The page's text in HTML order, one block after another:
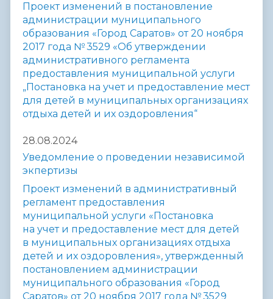
Проект изменений в постановление
администрации муниципального
образования «Город Саратов» от 20 ноября
2017 года № 3529 «Об утверждении
административного регламента
предоставления муниципальной услуги
„Постановка на учет и предоставление мест
для детей в муниципальных организациях
отдыха детей и их оздоровления“
28.08.2024
Уведомление о проведении независимой
экпертизы
Проект изменений в административный
регламент предоставления
муниципальной услуги «Постановка
на учет и предоставление мест для детей
в муниципальных организациях отдыха
детей и их оздоровления», утвержденный
постановлением администрации
муниципального образования «Город
Саратов» от 20 ноября 2017 года № 3529